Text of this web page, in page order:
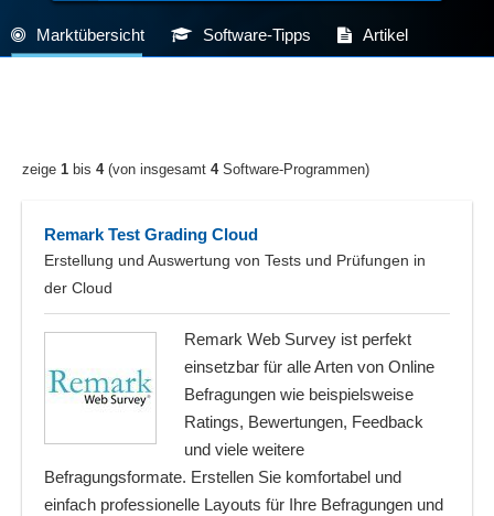
Marktübersicht Software-Tipps Artikel
zeige 1 bis 4(von insgesamt 4Software-Programmen)
Remark Test Grading Cloud
Erstellung und Auswertung von Tests und Prüfungen in
der Cloud
Remark Web Survey ist perfekt
einsetzbar für alle Arten von Online
Befragungen wie beispielsweise
Ratings, Bewertungen, Feedback
und viele weitere
Befragungsformate. Erstellen Sie komfortabel und
einfach professionelle Layouts für Ihre Befragungen und